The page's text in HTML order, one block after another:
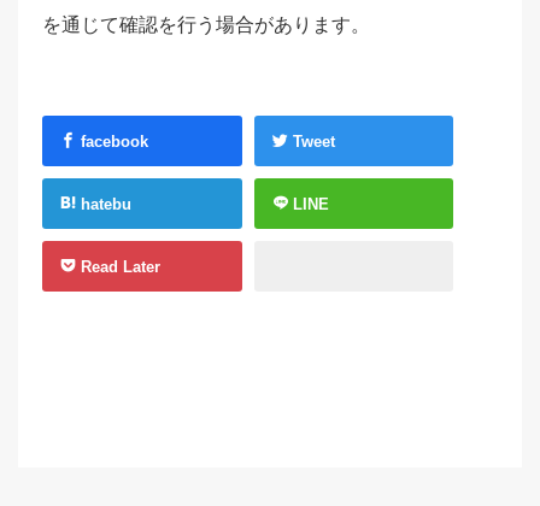
を通じて確認を行う場合があります。
facebook Tweet
hatebu LINE
Read Later